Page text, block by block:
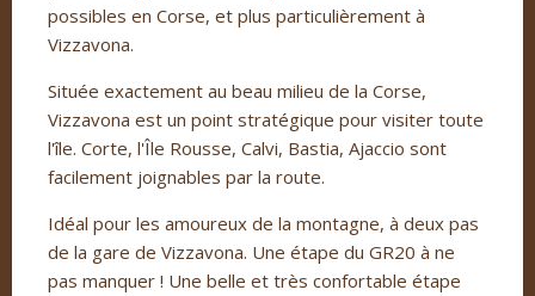
possibles en Corse, et plus particulièrement à
Vizzavona.
Située exactement au beau milieu de la Corse,
Vizzavona est un point stratégique pour visiter toute
l'île. Corte, l'Île Rousse, Calvi, Bastia, Ajaccio sont
facilement joignables par la route.
Idéal pour les amoureux de la montagne, à deux pas
de la gare de Vizzavona. Une étape du GR20 à ne
pas manquer ! Une belle et très confortable étape